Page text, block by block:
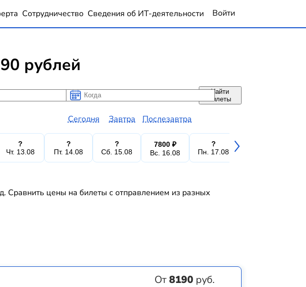
Сотрудничество Сведения об ИТ-деятельности Войти
рублей
Когда
Когда
Сегодня Завтра Послезавтра
Найти
билеты
?
Чт. 13.08
?
Пт. 14.08
?
Сб. 15.08
7800 ₽
Вс. 16.08
?
Пн. 17.08
Сравнить цены на билеты с отправлением из разных
От8190 руб.